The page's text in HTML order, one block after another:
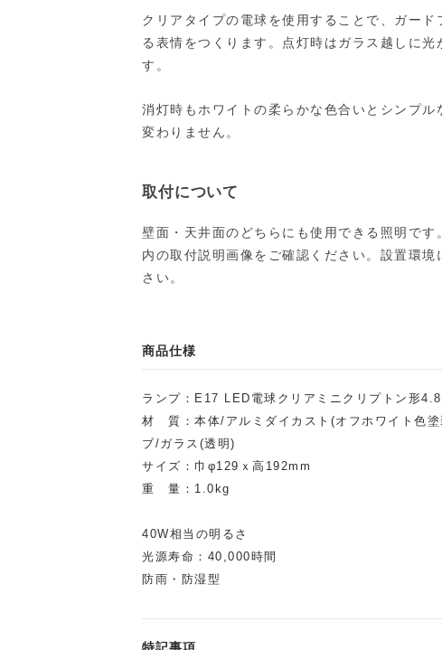
クリアタイプの電球を使用することで、ガー
る表情をつくります。点灯時はガラス越しに
す。
消灯時もホワイトの柔らかな色合いとシンプ
変わりません。
取付について
壁面・天井面のどちらにも使用できる照明で
内の取付説明画像をご確認ください。設置環
さい。
商品仕様
ランプ：E17 LED電球クリアミニクリプトン形
材 質：本体/アルミダイカスト(オフホワイト色
ブ/ガラス(透明)
サイズ：巾φ129ｘ高192mm
重 量：1.0kg
40W相当の明るさ
光源寿命：40,000時間
防雨・防湿型
特記事項